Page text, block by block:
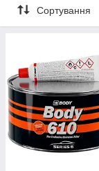
Сортування